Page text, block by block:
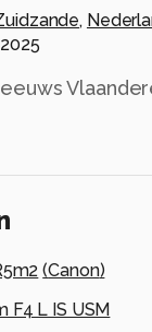
,
(Canon)
F4 L IS USM